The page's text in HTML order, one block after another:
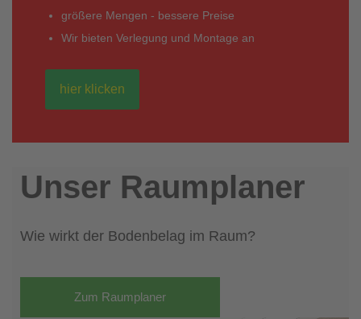
größere Mengen - bessere Preise
Wir bieten Verlegung und Montage an
hier klicken
Unser Raumplaner
Wie wirkt der Bodenbelag im Raum?
Zum Raumplaner